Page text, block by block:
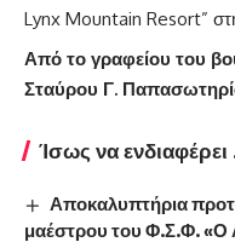
Lynx Mountain Resort”
Από το γραφείου του
Σταύρου Γ.
Ίσως να ενδιαφέρει
Αποκαλυπτήρια
μαέστρου του Φ.Σ.Φ.